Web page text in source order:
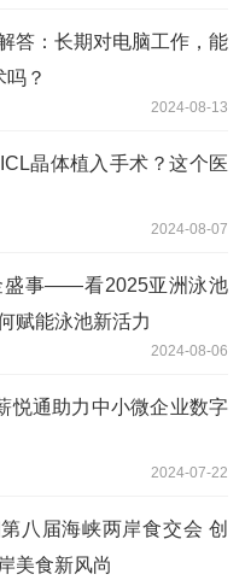
答：长期对电脑工作，能
？
2024-08-13
晶体植入手术？这个医
2024-08-07
盛事——看2025亚洲泳池
赋能泳池新活力
2024-08-06
悦通助力中小微企业数字
2024-07-22
八届海峡两岸食交会 创
美食新风尚